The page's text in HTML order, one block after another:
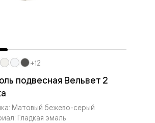
подвесная Вельвет 2
Матовый бежево-серый
Гладкая эмаль
+12